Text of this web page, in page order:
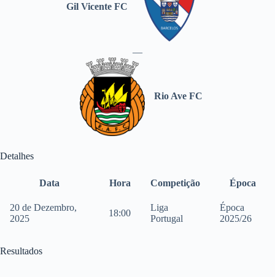
Gil Vicente FC
—
Rio Ave FC
Detalhes
Data Hora Competição Época
20 de Dezembro,
2025
18:00
Liga
Portugal
Época
2025/26
Resultados